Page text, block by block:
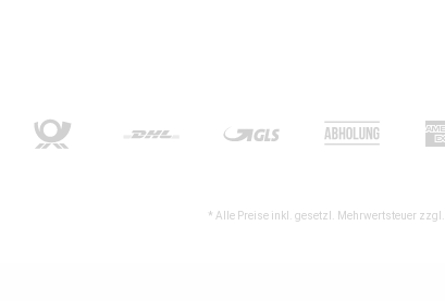
* Alle Preise inkl. gesetzl. Mehrwertsteuer zzgl.